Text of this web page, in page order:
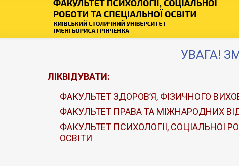
УВАГА!
ЛІКВІДУВАТИ:
ФАКУЛЬТЕТ ЗДОРОВ’Я, ФІЗИЧНОГО
ФАКУЛЬТЕТ ПРАВА ТА МІЖНАРОДНИХ
ФАКУЛЬТЕТ ПСИХОЛОГІЇ, СОЦІАЛЬНОЇ
ОСВІТИ